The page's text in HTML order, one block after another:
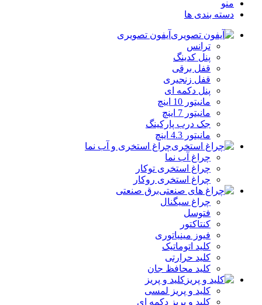
منو
دسته بندی ها
آیفون تصویری
ترانس
پنل کدینگ
قفل برقی
قفل زنجیری
پنل دکمه‌ ای
مانیتور 10 اینچ
مانیتور 7 اینچ
جک درب پارکینگ
مانیتور 4.3 اینچ
چراغ استخری و آب نما
چراغ آب نما
چراغ استخری توکار
چراغ استخری روکار
برق صنعتی
چراغ سیگنال
فتوسل
کنتاکتور
فیوز مینیاتوری
کلید اتوماتیک
کلید حرارتی
کلید محافظ جان
کلید و پریز
کلید و پریز لمسی
کلید و پریز دکمه‌ ای